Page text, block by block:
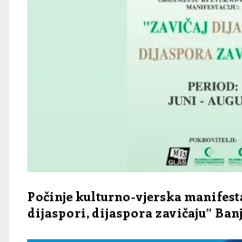
Počinje kulturno-vjerska
dijaspori, dijaspora zavičaju”